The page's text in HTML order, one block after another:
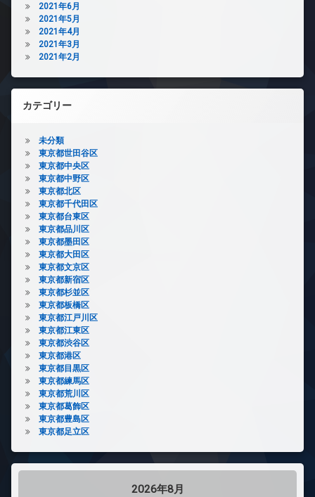
2021年6月
2021年5月
2021年4月
2021年3月
2021年2月
カテゴリー
未分類
東京都世田谷区
東京都中央区
東京都中野区
東京都北区
東京都千代田区
東京都台東区
東京都品川区
東京都墨田区
東京都大田区
東京都文京区
東京都新宿区
東京都杉並区
東京都板橋区
東京都江戸川区
東京都江東区
東京都渋谷区
東京都港区
東京都目黒区
東京都練馬区
東京都荒川区
東京都葛飾区
東京都豊島区
東京都足立区
2026年8月